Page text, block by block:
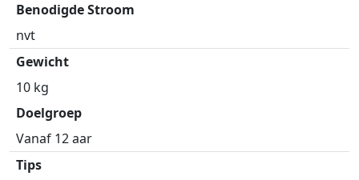
Benodigde Stroom
nvt
Gewicht
10 kg
Doelgroep
Vanaf 12 aar
Tips